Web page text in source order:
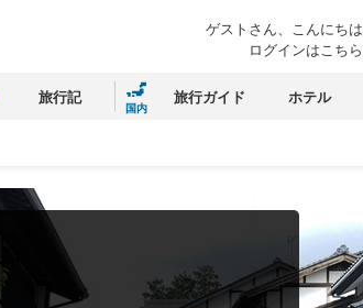
ゲストさん、こんにちは
ログインはこちら
旅行記
国内
旅行ガイド ホテル